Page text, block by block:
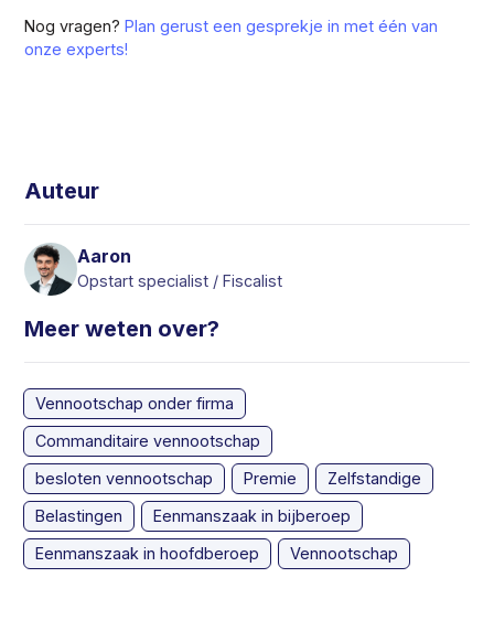
Nog vragen?Plan gerust een gesprekje in met één van
onze experts!
Auteur
Aaron
Opstart specialist / Fiscalist
Meer weten over?
Vennootschap onder firma
Commanditaire vennootschap
besloten vennootschap
Premie
Zelfstandige
Belastingen
Eenmanszaak in bijberoep
Eenmanszaak in hoofdberoep
Vennootschap